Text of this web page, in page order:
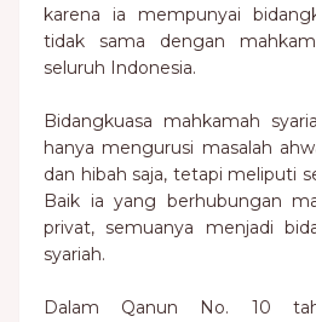
karena ia mempunyai
tidak sama dengan
seluruh Indonesia.
Bidangkuasa mahkamah
hanya mengurusi masalah
dan hibah saja, tetapi meliputi
Baik ia yang berhubungan
privat, semuanya menjadi
syariah.
Dalam Qanun No. 10